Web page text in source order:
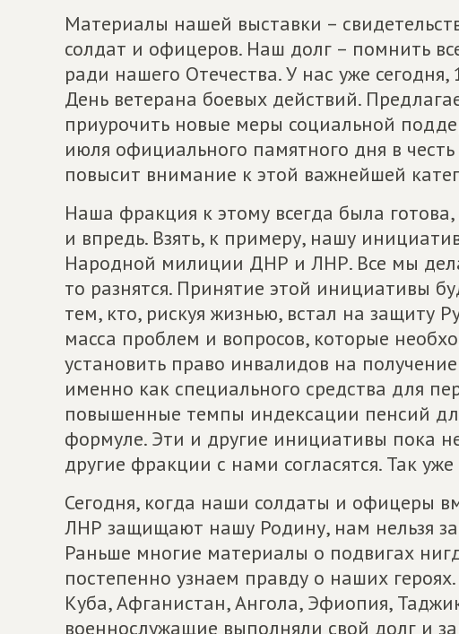
Материалы нашей выставки –
солдат и офицеров. Наш долг – помнить
ради нашего Отечества. У нас уже
День ветерана боевых действий.
приурочить новые меры социальной
июля официального памятного дня в
повысит внимание к этой важнейшей
Наша фракция к этому всегда была
и впредь. Взять, к примеру, нашу
Народной милиции ДНР и ЛНР. Все мы
то разнятся. Принятие этой инициативы
тем, кто, рискуя жизнью, встал на защиту
масса проблем и вопросов, которые
установить право инвалидов на
именно как специального средства для
повышенные темпы индексации пенсий
формуле. Эти и другие инициативы пока
другие фракции с нами согласятся. Так
Сегодня, когда наши солдаты и офицеры
ЛНР защищают нашу Родину, нам нельзя
Раньше многие материалы о подвигах
постепенно узнаем правду о наших
Куба, Афганистан, Ангола, Эфиопия,
военнослужащие выполняли свой долг и